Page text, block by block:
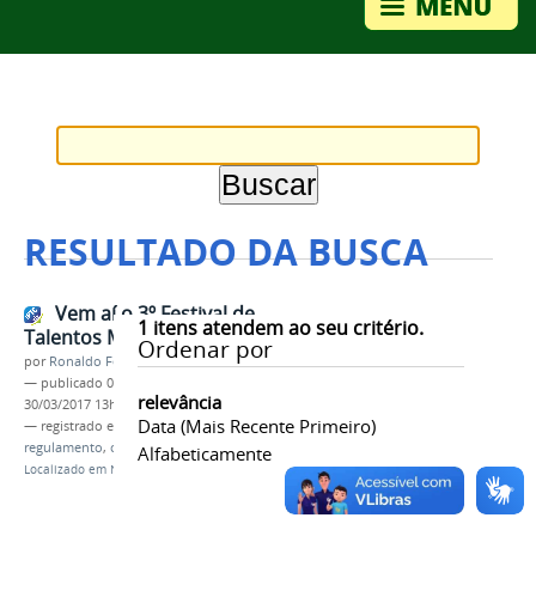
RESULTADO DA BUSCA
1 itens atendem ao seu critério.
Ordenar por
relevância
Data (mais Recente Primeiro)
Alfabeticamente
Vem aí o 3º Festival de
Talentos Musicais
por Ronaldo Fernandes Roque
— publicado 09/03/2017
30/03/2017 13h38
— registrado em:
festa,talentos, música,evento,
regulamento, cultural
Localizado em Notícias